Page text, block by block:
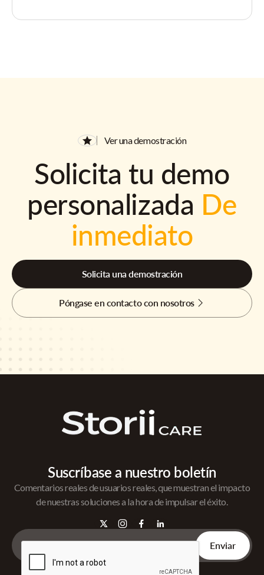
Ver una demostración
Solicita tu demo
personalizada De
inmediato
Solicita una demostración
Póngase en contacto con nosotros
Suscríbase a nuestro boletín
Comentarios reales de usuarios reales, que muestran el impacto
de nuestras soluciones a la hora de impulsar el éxito.